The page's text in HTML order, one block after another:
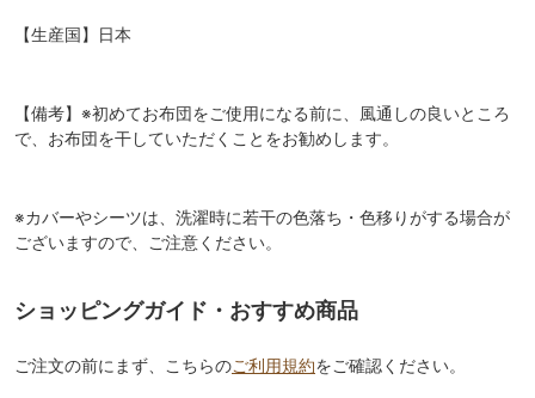
【生産国】日本
【備考】※初めてお布団をご使用になる前に、風通しの良いところ
で、お布団を干していただくことをお勧めします。
※カバーやシーツは、洗濯時に若干の色落ち・色移りがする場合が
ございますので、ご注意ください。
ショッピングガイド・おすすめ商品
ご注文の前にまず、こちらのご利用規約をご確認ください。